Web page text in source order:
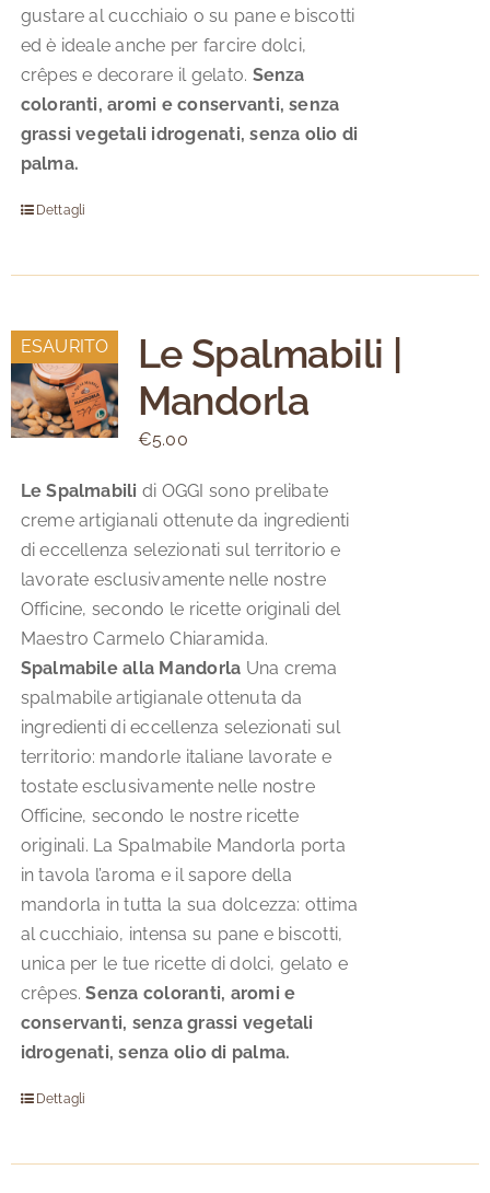
gustare al cucchiaio o su pane e biscotti
ed è ideale anche per farcire dolci,
crêpes e decorare il gelato. Senza
coloranti, aromi e conservanti, senza
grassi vegetali idrogenati, senza olio di
palma.
Dettagli
ESAURITO
Le Spalmabili |
Mandorla
€5.00
Le Spalmabili di OGGI sono prelibate
creme artigianali ottenute da ingredienti
di eccellenza selezionati sul territorio e
lavorate esclusivamente nelle nostre
Officine, secondo le ricette originali del
Maestro Carmelo Chiaramida.
Spalmabile alla Mandorla Una crema
spalmabile artigianale ottenuta da
ingredienti di eccellenza selezionati sul
territorio: mandorle italiane lavorate e
tostate esclusivamente nelle nostre
Officine, secondo le nostre ricette
originali. La Spalmabile Mandorla porta
in tavola l’aroma e il sapore della
mandorla in tutta la sua dolcezza: ottima
al cucchiaio, intensa su pane e biscotti,
unica per le tue ricette di dolci, gelato e
crêpes.Senza coloranti, aromi e
conservanti, senza grassi vegetali
idrogenati, senza olio di palma.
Dettagli